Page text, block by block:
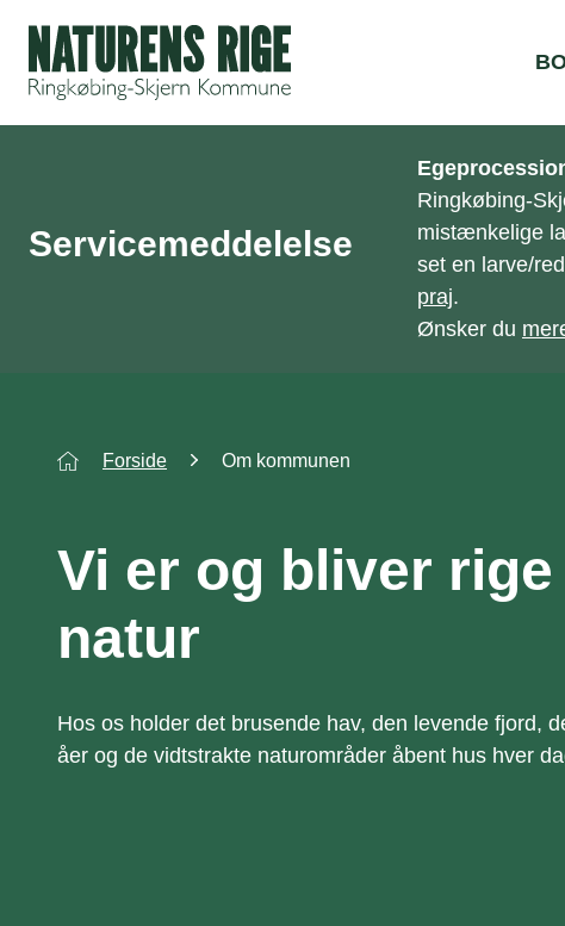
Servicemeddelelse
Ringkøbing-
mistænkelige
set en larve/
praj.
Ønsker du
Forside Om kommunen
Vi er og bliver rige
natur
Hos os holder det brusende hav, den levende fjord,
åer og de vidtstrakte naturområder åbent hus hver